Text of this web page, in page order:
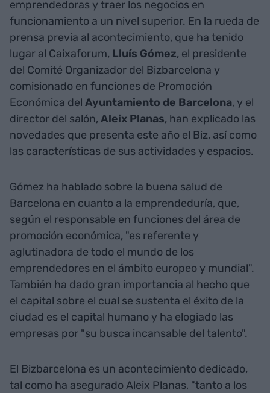
emprendedoras y traer los negocios en
funcionamiento a un nivel superior. En la rueda de
prensa previa al acontecimiento, que ha tenido
lugar al Caixaforum, Lluís Gómez, el presidente
del Comité Organizador del Bizbarcelona y
comisionado en funciones de Promoción
Económica del Ayuntamiento de Barcelona, y el
director del salón, Aleix Planas, han explicado las
novedades que presenta este año el Biz, así como
las características de sus actividades y espacios.
Gómez ha hablado sobre la buena salud de
Barcelona en cuanto a la emprendeduría, que,
según el responsable en funciones del área de
promoción económica, "es referente y
aglutinadora de todo el mundo de los
emprendedores en el ámbito europeo y mundial".
También ha dado gran importancia al hecho que
el capital sobre el cual se sustenta el éxito de la
ciudad es el capital humano y ha elogiado las
empresas por "su busca incansable del talento".
El Bizbarcelona es un acontecimiento dedicado,
tal como ha asegurado Aleix Planas, "tanto a los